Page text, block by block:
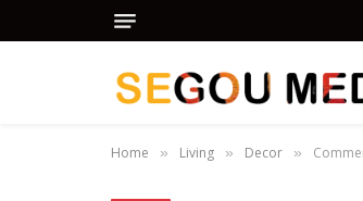
Home » Living » Decor »